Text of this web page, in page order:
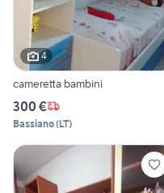
4
cameretta bambini
300 €
Bassiano(LT)